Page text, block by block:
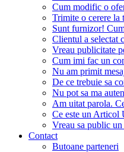
Cum modific o
Trimite o cerere
Sunt furnizor!
Clientul a selectat
Vreau publicitate
Cum imi fac un
Nu am primit
De ce trebuie sa
Nu pot sa ma
Am uitat parola.
Ce este un Articol
Vreau sa public
Contact
Butoane parteneri